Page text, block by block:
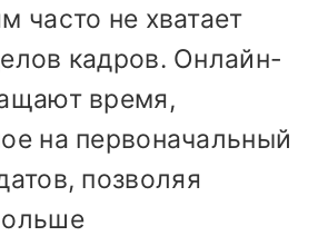
часто не хватает
кадров. Онлайн-
время,
на первоначальный
позволяя